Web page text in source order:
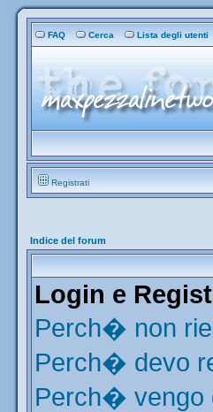
FAQ Cerca Lista degli utenti
Registrati
Indice del forum
Login e
Perch� non
Perch� devo
Perch� vengo